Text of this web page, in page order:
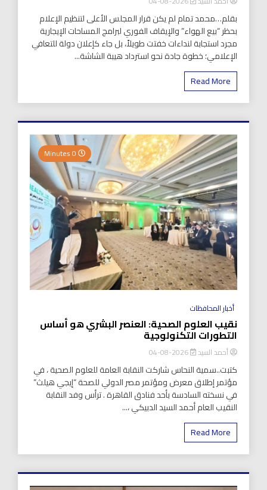
بقلم…محمد تمام لم يكن قرار المجلس الأعلى لتنظيم الإعلام
بحظر “بيع الهواء” والإيقاف الفوري لبرامج المساحات الإيجارية
مجرد استجابة لنداءات خفتت طويلاً، بل جاء كإعلان دولة للتعافي
الإعلامي؛ خطوة جادة نحو استرداد هيبة الشاشة...
Read More
أخبار المحافظات
نقيب العلوم الصحية: العنصر البشري هو أساس
التطورات التكنولوجية
أحمد السيد 2026-08-04
كتبت..سمية النحاس شاركت النقابة العامة للعلوم الصحية ، في
مؤتمر إطلاق معرض ومؤتمر مصر الدولي للصحة “إيجي هيلث”
في نسخته السادسة بأحد فنادق القاهرة . ترأس وفد النقابة
النقيب العام أحمد السيد الدبيكي ،...
Read More